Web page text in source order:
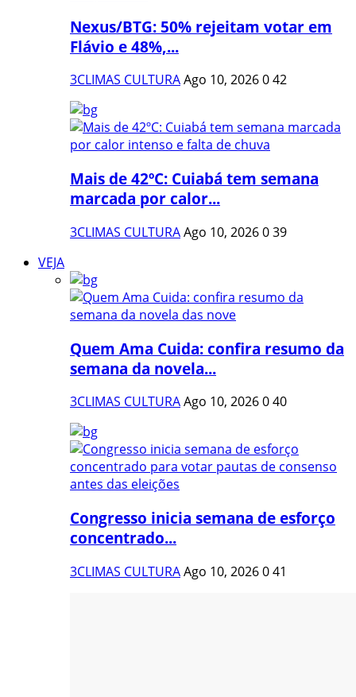
Nexus/BTG: 50% rejeitam votar em
Flávio e 48%,...
3CLIMAS CULTURAAgo 10, 2026042
Mais de 42ºC: Cuiabá tem semana
marcada por calor...
3CLIMAS CULTURAAgo 10, 2026039
VEJA
Quem Ama Cuida: confira resumo da
semana da novela...
3CLIMAS CULTURAAgo 10, 2026040
Congresso inicia semana de esforço
concentrado...
3CLIMAS CULTURAAgo 10, 2026041